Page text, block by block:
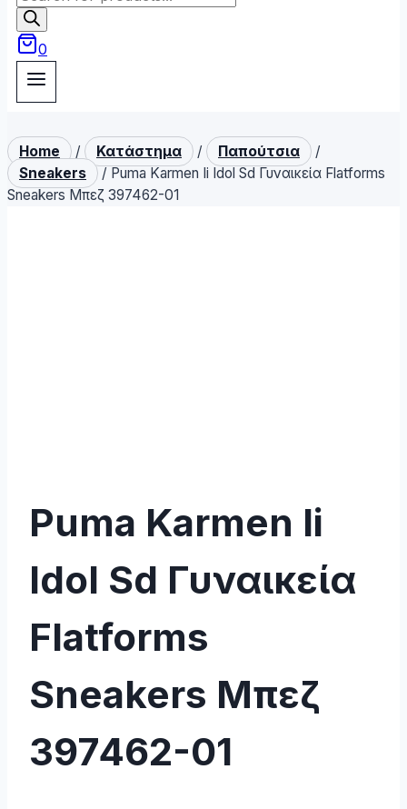
search
0
Home / Κατάστημα / Παπούτσια
/
Sneakers
/ Puma Karmen Ii Idol Sd Γυναικεία Flatforms
Sneakers Μπεζ 397462-01
Puma Karmen Ii
Idol Sd Γυναικεία
Flatforms
Sneakers Μπεζ
397462-01